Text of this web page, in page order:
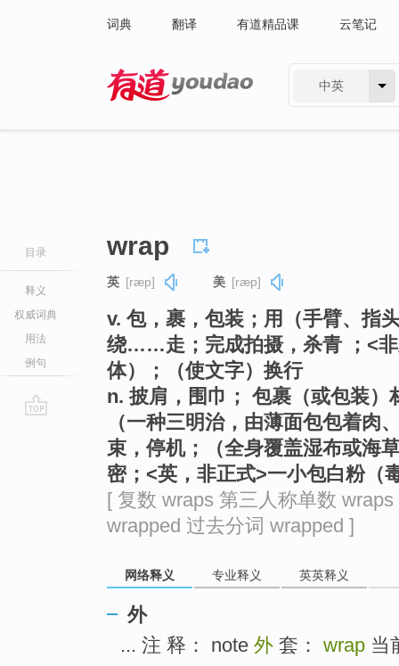
词典 翻译 有道精品课 云笔记
中英
目录
释义
权威词典
用法
例句
wrap
英 [ræp] 美 [ræp]
v. 包，裹，包装；用（手臂、
绕……走；完成拍摄，杀青 ；<
体）；（使文字）换行
n. 披肩，围巾； 包裹（或包装
（一种三明治，由薄面包包着肉
束，停机；（全身覆盖湿布或海
密；<英，非正式>一小包白粉（
[ 复数 wraps 第三人称单数
wrapped 过去分词 wrapped ]
网络释义 专业释义 英英释义
外
... 注 释： note 外 套： wrap 当